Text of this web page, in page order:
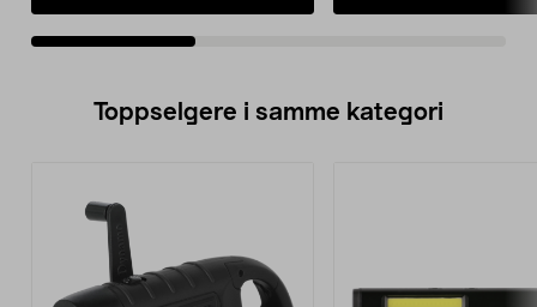
Toppselgere i samme kategori